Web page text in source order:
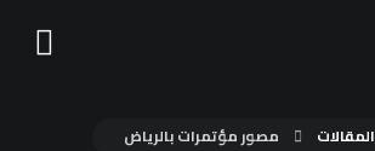
المقالات مصور مؤتمرات بالرياض